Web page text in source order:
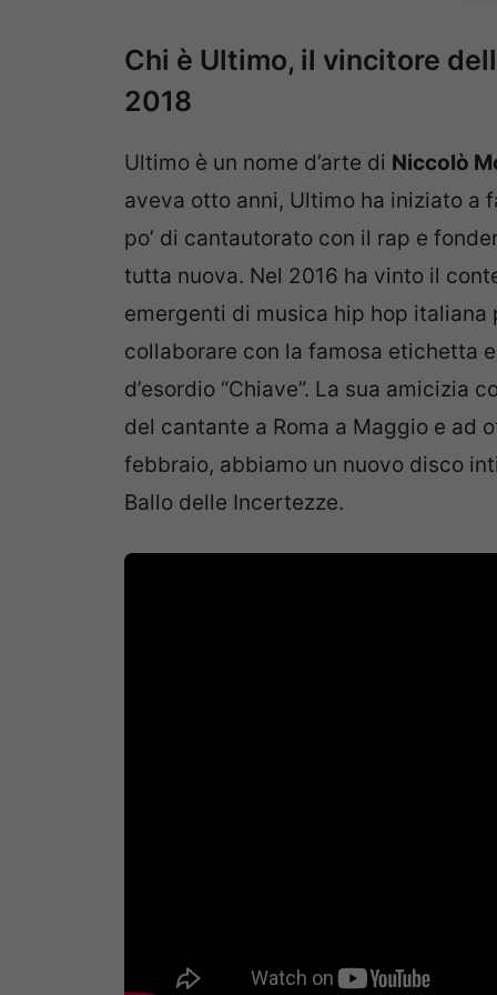
Chi è Ultimo, il vincitore
2018
Ultimo è un nome d’arte di Niccolò
aveva otto anni, Ultimo ha iniziato a
po’ di cantautorato con il rap e
tutta nuova. Nel 2016 ha vinto il
emergenti di musica hip hop italiana
collaborare con la famosa etichetta
d’esordio “Chiave”. La sua
del cantante a Roma a Maggio e ad
febbraio, abbiamo un nuovo disco
Ballo delle Incertezze.